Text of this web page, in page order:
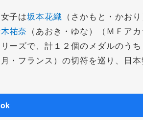
子は坂本花織 （さかもと・かお
祐奈 （あおき・ゆな）（ＭＦア
ーズで、計１２個のメダルのう
・フランス）の切符を巡り、日